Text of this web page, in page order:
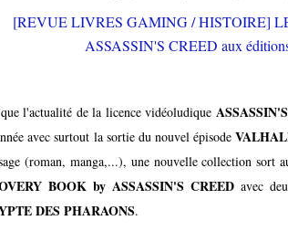
l'actualité de la licence vidéoludique
avec surtout la sortie du nouvel épisode
(roman, manga,...), une nouvelle collection sort
BOOK by ASSASSIN'S CREEDavec
DES PHARAONS.